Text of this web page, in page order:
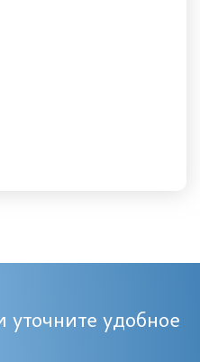
уточните удобное